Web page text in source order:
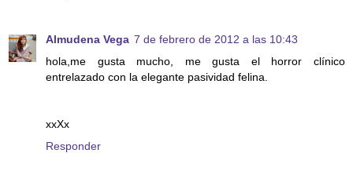
Almudena Vega 7 de febrero de 2012 a las 10:43
hola,me gusta mucho, me gusta el horror clínico
entrelazado con la elegante pasividad felina.
xxXx
Responder